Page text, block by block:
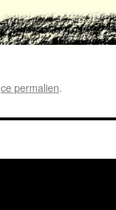
ce permalien.